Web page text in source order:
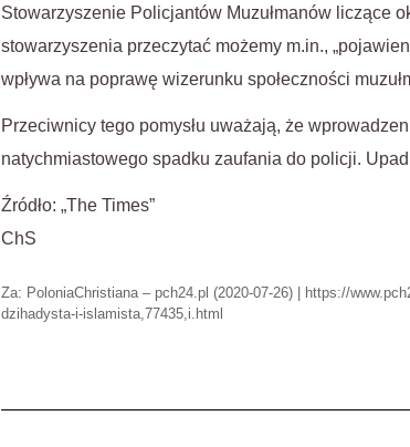
Stowarzyszenie Policjantów Muzułmanów liczące
stowarzyszenia przeczytać możemy m.in.,
wpływa na poprawę wizerunku społeczności
Przeciwnicy tego pomysłu uważają, że
natychmiastowego spadku zaufania do policji.
Źródło: „The Times”
ChS
Za: PoloniaChristiana – pch24.pl (2020-07-26) | https://
dzihadysta-i-islamista,77435,i.html